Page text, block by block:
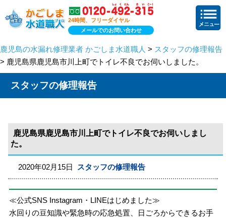
24時間、フリーダイヤル
メールでのお問い合わせ
鹿児島の水漏れ修理業者 かごしま水道職人 > スタッフの修理報告
> 鹿児島県鹿児島市川上町でトイレ不良でお伺いしました。
スタッフの修理報告
鹿児島県鹿児島市川上町でトイレ不良でお伺いしまし
た。
2020年02月15日 スタッフの修理報告
≪公式SNS Instagram・LINEはじめました≫
水回りの豆知識や緊急時の応急処置、日ごろからできるお手